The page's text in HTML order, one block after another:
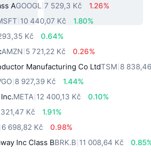
AGOOGL 7 529,3 Kč
1.26%
10 440,07 Kč
1.80%
Kč
0.64%
AMZN 5 721,22 Kč
0.26%
Manufacturing Co LtdTSM 8
8 927,39 Kč
1.44%
META 12 400,13 Kč
0.10%
Kč
1.91%
6 698,82 Kč
0.98%
Inc Class BBRK.B 11 008,64 Kč